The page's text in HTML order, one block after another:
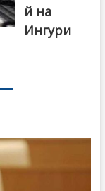
й на
Ингури